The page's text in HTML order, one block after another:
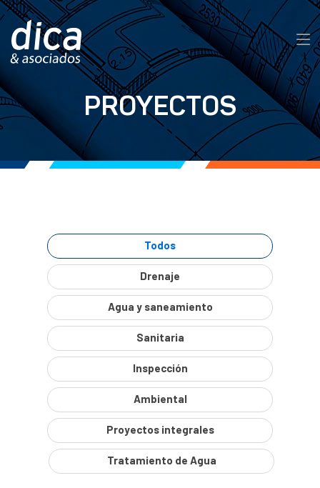
PROYECTOS
Todos
Drenaje
Agua y saneamiento
Sanitaria
Inspección
Ambiental
Proyectos integrales
Tratamiento de Agua